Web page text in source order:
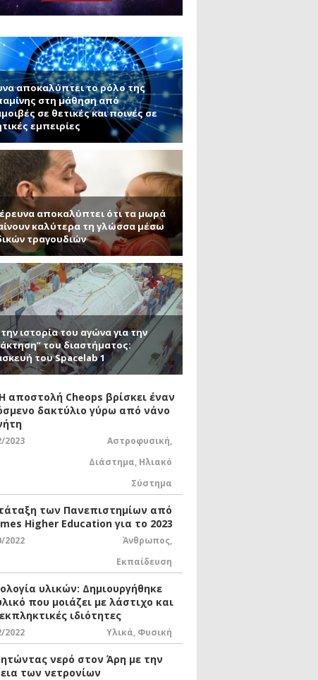
και πυριτένιο (Μέρος
ΜΙΤ)
ΑΠΘ)
αποκαλύπτει το ρόλο της
στη μάθηση από
σε θετικές και ποινές σε
εμπειρίες
αποκαλύπτει ότι τα μωρά
καλύτερα τη γλώσσα μέσω
τραγουδιών
ιστορία του αγώνα για την
του διαστήματος:
του Spacelab 1
Η αποστολή Cheops βρίσκει έναν
δακτύλιο γύρω από νάνο
2023 Αστροφυσική,
Διάστημα, Ηλιακό
Σύστημα
των Πανεπιστημίων από
Higher Education για το 2023
2022 Άνθρωπος,
Εκπαίδευση
υλικών: Δημιουργήθηκε
που μοιάζει με λάστιχο και
ιδιότητες
2022 Υλικά, Φυσική
νερό στον Άρη με την
των νετρονίων